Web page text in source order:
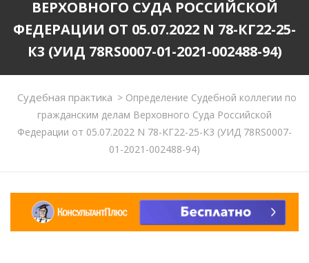
ВЕРХОВНОГО СУДА РОССИЙСКОЙ
ФЕДЕРАЦИИ ОТ 05.07.2022 N 78-КГ22-25-
К3 (УИД 78RS0007-01-2021-002488-94)
Судебная практика > Определение Судебной коллегии по
гражданским делам Верховного Суда Российской
Федерации от 05.07.2022 N 78-КГ22-25-К3 (УИД 78RS0007-
01-2021-002488-94)